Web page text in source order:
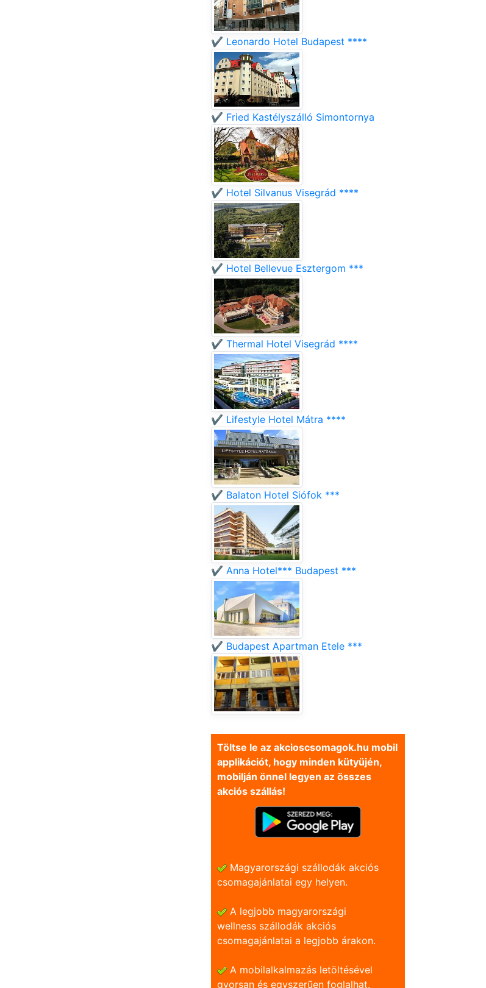
✔️ Leonardo Hotel Budapest ****
✔️ Fried Kastélyszálló Simontornya
✔️ Hotel Silvanus Visegrád ****
✔️ Hotel Bellevue Esztergom ***
✔️ Thermal Hotel Visegrád ****
✔️ Lifestyle Hotel Mátra ****
✔️ Balaton Hotel Siófok ***
✔️ Anna Hotel*** Budapest ***
✔️ Budapest Apartman Etele ***
Töltse le az akcioscsomagok.hu mobil
applikációt, hogy minden kütyüjén,
mobilján önnel legyen az összes
akciós szállás!
Magyarországi szállodák akciós
csomagajánlatai egy helyen.
A legjobb magyarországi
wellness szállodák akciós
csomagajánlatai a legjobb árakon.
A mobilalkalmazás letöltésével
gyorsan és egyszerũen foglalhat.